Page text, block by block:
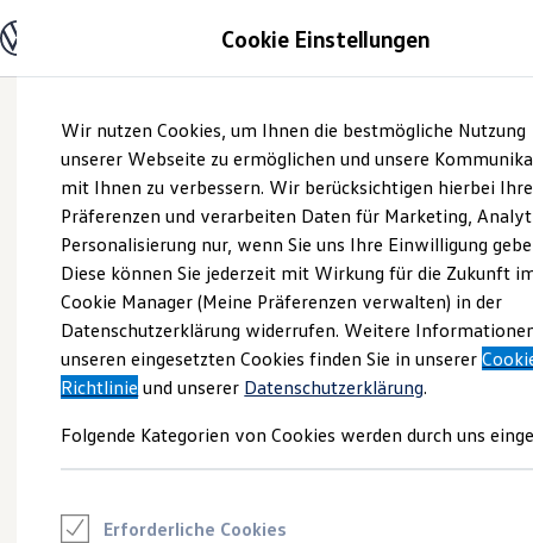
Hauptinhalt
springen
Footer
springen
Modelle und Konfigurator
Modelle vergleichen
Elektroautos
ENERGY Sondermodelle
Nutzfahrzeuge
SUV und CUV
Familienautos
Kombis
Kompaktwagen
Sportwagen
Schnell verfügbare Fahrzeuge
Angebote und Produkte
Aktuelle Angebote
E-Auto-Förderung
Volkswagen Marktplatz
Junge Gebrauchtwagen und Gebrauchtwagen
Saisonangebote
Cookie Einstellungen
Wir nutzen Cookies, um Ihnen die bestmögliche Nutzung
unserer Webseite zu ermöglichen und unsere
mit Ihnen zu verbessern. Wir berücksichtigen hierbei Ihre
Präferenzen und verarbeiten Daten für Marketing,
Personalisierung nur, wenn Sie uns Ihre Einwilligung
Diese können Sie jederzeit mit Wirkung für die Zukunft
Cookie Manager (Meine Präferenzen verwalten) in der
Datenschutzerklärung widerrufen. Weitere
unseren eingesetzten Cookies finden Sie in unserer
Richtlinie und unserer Datenschutzerklärung.
Folgende Kategorien von Cookies werden durch uns
Erforderliche Cookies